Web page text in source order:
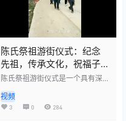
陈氏祭祖游街仪式：纪念
先祖，传承文化，祝福子
孙后代
陈氏祭祖游街仪式是一个具有深
念陈氏家族的先祖，表达对祖先
的敬仰和感恩之情。该活动在村
视频
3 0 284